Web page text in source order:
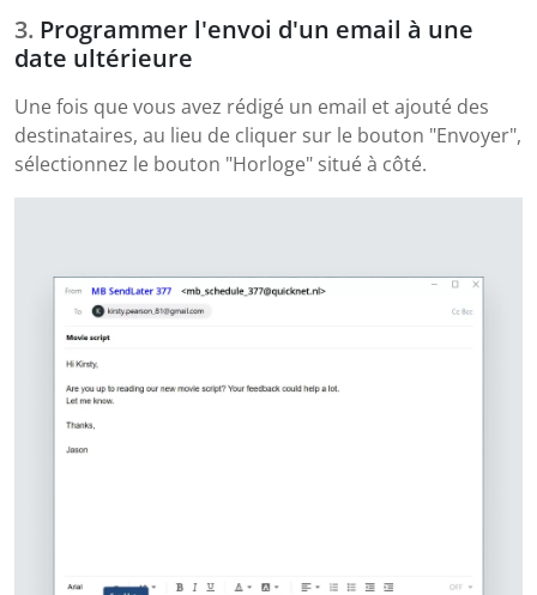
Programmer l'envoi d'un email à une
date ultérieure
Une fois que vous avez rédigé un email et ajouté des
destinataires, au lieu de cliquer sur le bouton "Envoyer",
sélectionnez le bouton "Horloge" situé à côté.